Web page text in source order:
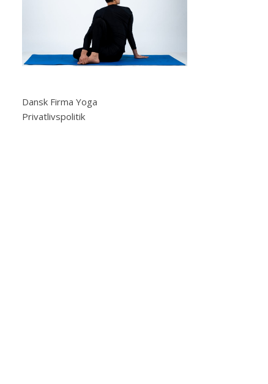
Dansk Firma Yoga
Privatlivspolitik